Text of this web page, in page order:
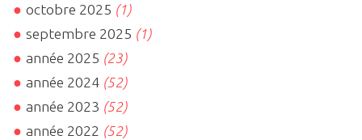
octobre 2025 (1)
septembre 2025 (1)
année 2025 (23)
année 2024 (52)
année 2023 (52)
année 2022 (52)